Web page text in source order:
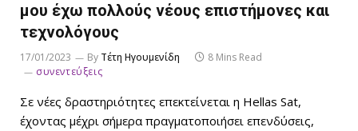
μου έχω πολλούς νέους επιστήμονες και
τεχνολόγους
17/01/2023 By Τέτη Ηγουμενίδη
8 Mins Read
συνεντεύξεις
Σε νέες δραστηριότητες επεκτείνεται η Hellas Sat,
έχοντας μέχρι σήμερα πραγματοποιήσει επενδύσεις,